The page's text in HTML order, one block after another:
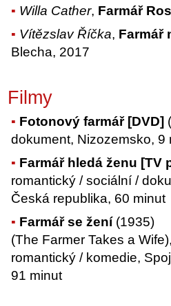
Willa Cather, Farmář
Vítězslav Říčka, Farmář
Blecha, 2017
Filmy
Fotonový farmář [DVD]
dokument, Nizozemsko, 9
Farmář hledá ženu [TV
romantický / sociální /
Česká republika, 60 minut
Farmář se žení(1935)
(The Farmer Takes a Wife),
romantický / komedie,
91 minut